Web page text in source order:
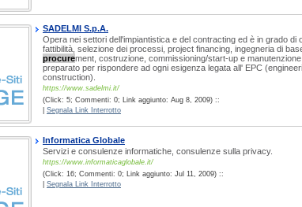
SADELMI S.p.A.
Opera nei settori dell'impiantistica e del contracting ed è in grado di
fattibilità, selezione dei processi, project financing, ingegneria di
procurement, costruzione, commissioning/start-up e
preparato per rispondere ad ogni esigenza legata all' EPC
construction).
https://www.sadelmi.it/
(Click: 5; Commenti: 0; Link aggiunto: Aug 8, 2009) ::
Segnala Link Interrotto
Informatica Globale
Servizi e consulenze informatiche, consulenze sulla privacy.
https://www.informaticaglobale.it/
(Click: 16; Commenti: 0; Link aggiunto: Jul 11, 2009) ::
Segnala Link Interrotto